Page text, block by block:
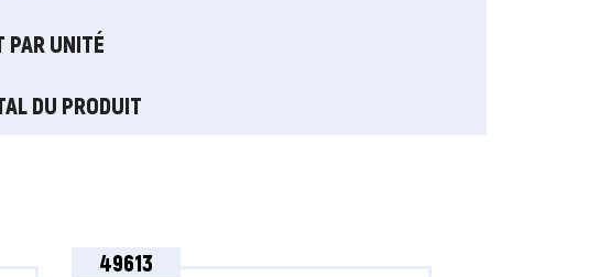
PAR UNITÉ
DU PRODUIT
49613